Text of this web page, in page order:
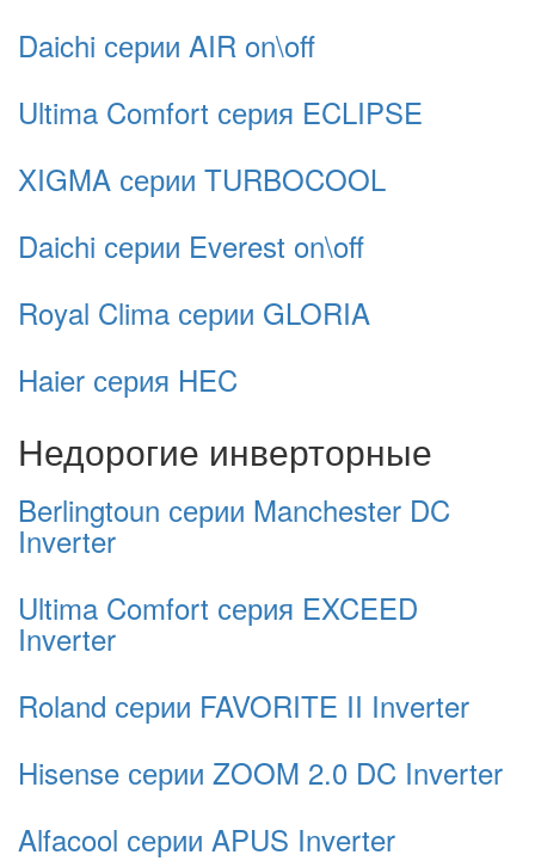
Daichi серии AIR on\off
Ultima Comfort серия ECLIPSE
XIGMA серии TURBOCOOL
Daichi серии Everest on\off
Royal Clima серии GLORIA
Haier серия HEC
Недорогие инверторные
Berlingtoun серии Manchester DC
Inverter
Ultima Comfort серия EXCEED
Inverter
Roland серии FAVORITE II Inverter
Hisense серии ZOOM 2.0 DC Inverter
Alfacool серии APUS Inverter